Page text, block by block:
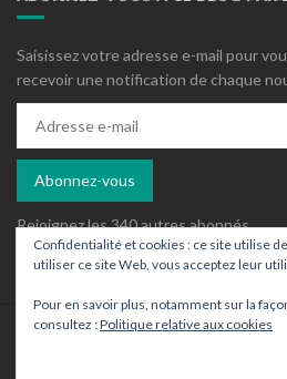
Saisissez votre adresse e-mail pour
recevoir une notification de chaque
mail
Abonnez-vous
Rejoignez les 340 autres abonnés
Confidentialité et cookies : ce site utilise
utiliser ce site Web, vous acceptez leur
Pour en savoir plus, notamment sur la
consultez :Politique relative aux cookies